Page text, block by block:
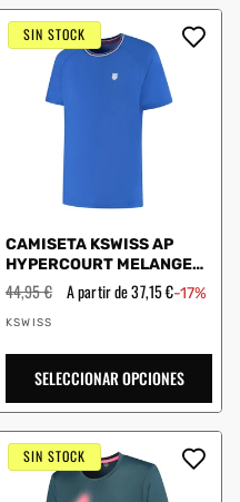
SIN STOCK
CAMISETA KSWISS AP
HYPERCOURT MELANGE
CREW AZUL
Precio
habitual
44,95 € Precio
de
A partir de 37,15 €-17%
Proveedor:
KSWISS
SELECCIONAR OPCIONES
SIN STOCK